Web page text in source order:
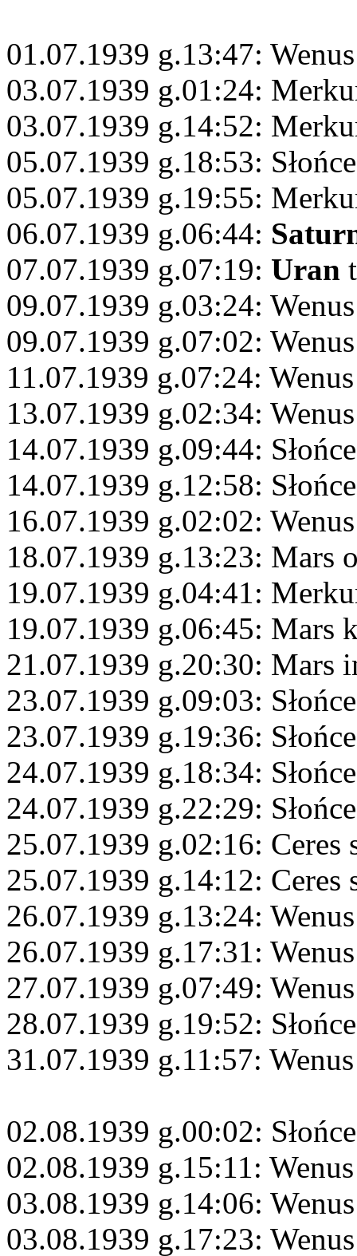
01.07.1939 g.13:47:
03.07.1939 g.01:24:
03.07.1939 g.14:52:
05.07.1939 g.18:53:
05.07.1939 g.19:55:
06.07.1939 g.06:44:
07.07.1939 g.07:19: Uran
09.07.1939 g.03:24:
09.07.1939 g.07:02:
11.07.1939 g.07:24:
13.07.1939 g.02:34:
14.07.1939 g.09:44:
14.07.1939 g.12:58:
16.07.1939 g.02:02:
18.07.1939 g.13:23: Mars
19.07.1939 g.04:41:
19.07.1939 g.06:45: Mars
21.07.1939 g.20:30: Mars
23.07.1939 g.09:03:
23.07.1939 g.19:36:
24.07.1939 g.18:34:
24.07.1939 g.22:29:
25.07.1939 g.02:16: Ceres
25.07.1939 g.14:12: Ceres
26.07.1939 g.13:24:
26.07.1939 g.17:31:
27.07.1939 g.07:49:
28.07.1939 g.19:52:
31.07.1939 g.11:57:
02.08.1939 g.00:02:
02.08.1939 g.15:11:
03.08.1939 g.14:06:
03.08.1939 g.17:23: